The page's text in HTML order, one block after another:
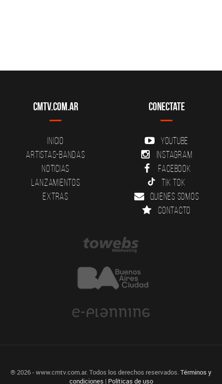
CMTV.com.ar
Inicio
Artistas-Bandas
Noticias
Lanzamientos
Extras
Conectate
YouTube
Instagram
Facebook
Tik Tok
Quienes somos
Contacto
® 2026 - www.cmtv.com.ar. Todos los derechos reservados.Términos y
condiciones | Políticas de uso